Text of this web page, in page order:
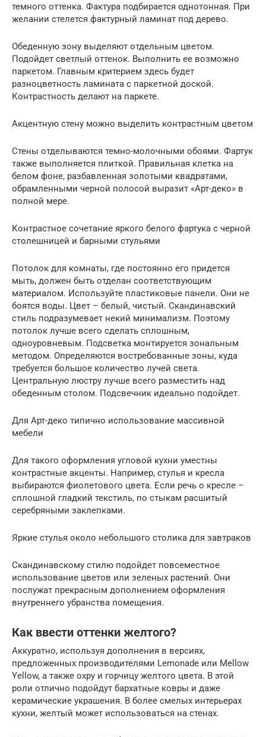
темного оттенка. Фактура подбирается однотонная. При
желании стелется фактурный ламинат под дерево.
Обеденную зону выделяют отдельным цветом.
Подойдет светлый оттенок. Выполнить ее возможно
паркетом. Главным критерием здесь будет
разноцветность ламината с паркетной доской.
Контрастность делают на паркете.
Акцентную стену можно выделить контрастным цветом
Стены отделываются темно-молочными обоями. Фартук
также выполняется плиткой. Правильная клетка на
белом фоне, разбавленная золотыми квадратами,
обрамленными черной полосой выразит «Арт-деко» в
полной мере.
Контрастное сочетание яркого белого фартука с черной
столешницей и барными стульями
Потолок для комнаты, где постоянно его придется
мыть, должен быть отделан соответствующим
материалом. Используйте пластиковые панели. Они не
боятся воды. Цвет – белый, чистый. Скандинавский
стиль подразумевает некий минимализм. Поэтому
потолок лучше всего сделать сплошным,
одноуровневым. Подсветка монтируется зональным
методом. Определяются востребованные зоны, куда
требуется большое количество лучей света.
Центральную люстру лучше всего разместить над
обеденным столом. Подсвечник идеально подойдет.
Для Арт-деко типично использование массивной
мебели
Для такого оформления угловой кухни уместны
контрастные акценты. Например, стулья и кресла
выбираются фиолетового цвета. Если речь о кресле –
сплошной гладкий текстиль, по стыкам расшитый
серебряными заклепками.
Яркие стулья около небольшого столика для завтраков
Скандинавскому стилю подойдет повсеместное
использование цветов или зеленых растений. Они
послужат прекрасным дополнением оформления
внутреннего убранства помещения.
Как ввести оттенки желтого?
Аккуратно, используя дополнения в версиях,
предложенных производителями Lemonade или Mellow
Yellow, а также охру и горчицу желтого цвета. В этой
роли отлично подойдут бархатные ковры и даже
керамические украшения. В более смелых интерьерах
кухни, желтый может использоваться на стенах.